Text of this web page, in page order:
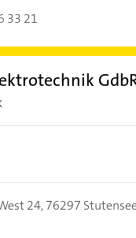
33 21
24,76297